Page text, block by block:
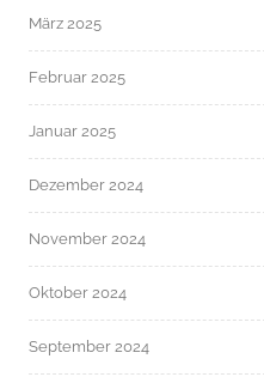
März 2025
Februar 2025
Januar 2025
Dezember 2024
November 2024
Oktober 2024
September 2024